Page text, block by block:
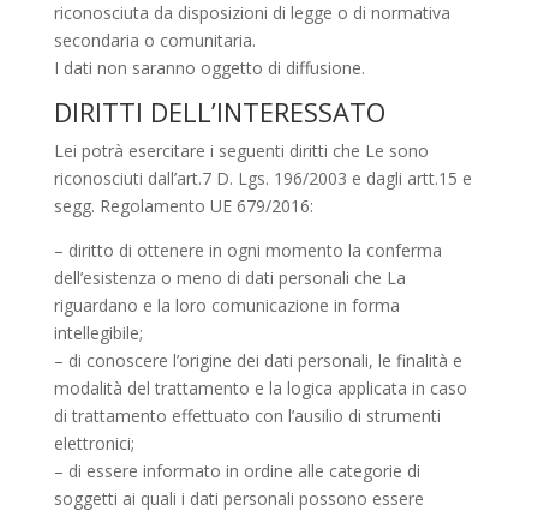
riconosciuta da disposizioni di legge o di normativa
secondaria o comunitaria.
I dati non saranno oggetto di diffusione.
DIRITTI DELL’INTERESSATO
Lei potrà esercitare i seguenti diritti che Le sono
riconosciuti dall’art.7 D. Lgs. 196/2003 e dagli artt.15 e
segg. Regolamento UE 679/2016:
– diritto di ottenere in ogni momento la conferma
dell’esistenza o meno di dati personali che La
riguardano e la loro comunicazione in forma
intellegibile;
– di conoscere l’origine dei dati personali, le finalità e
modalità del trattamento e la logica applicata in caso
di trattamento effettuato con l’ausilio di strumenti
elettronici;
– di essere informato in ordine alle categorie di
soggetti ai quali i dati personali possono essere